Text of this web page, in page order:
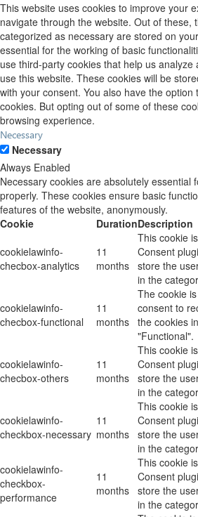
This website uses cookies to improve your
navigate through the website. Out of these,
categorized as necessary are stored on
essential for the working of basic
use third-party cookies that help us
use this website. These cookies will be
with your consent. You also have the option
cookies. But opting out of some of these
browsing experience.
Necessary
Necessary
Always Enabled
Necessary cookies are absolutely essential
properly. These cookies ensure basic
features of the website, anonymously.
Cookie
DurationDescription
cookielawinfo-
checbox-analytics
11
months
This cookie
Consent
store the
in the
cookielawinfo-
checbox-functional
11
months
The cookie
consent to
the cookies
"Functional".
cookielawinfo-
checbox-others
11
months
This cookie
Consent
store the
in the
cookielawinfo-
checkbox-necessary
11
months
This cookie
Consent
store the
in the
cookielawinfo-
checkbox-
performance
11
months
This cookie
Consent
store the
in the